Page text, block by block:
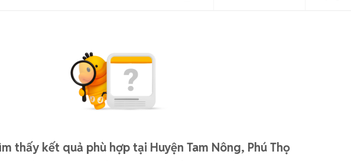
thấy kết quả phù hợp tại Huyện Tam Nông, Phú Thọ